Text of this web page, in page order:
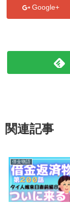
Google+
関連記事
借金物語